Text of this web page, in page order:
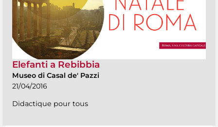
Elefanti a Rebibbia
Museo di Casal de' Pazzi
21/04/2016
Didactique pour tous